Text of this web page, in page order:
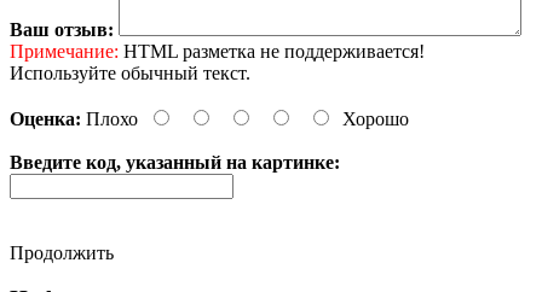
Ваш отзыв:
Примечание: HTML разметка не поддерживается!
Используйте обычный текст.
Оценка: Плохо Хорошо
Введите код, указанный на картинке:
Продолжить